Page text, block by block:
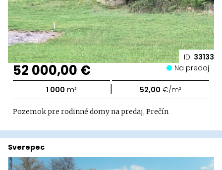
ID: 33133
52 000,00 € Na predaj
1 000 m² | 52,00 €/m²
Pozemok pre rodinné domy na predaj, Prečín
Sverepec